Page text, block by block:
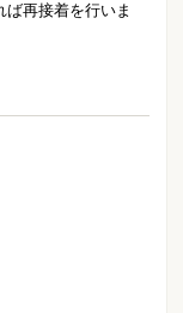
ば再接着を行いま